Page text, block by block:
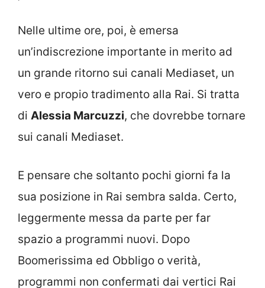
Nelle ultime ore, poi, è emersa
un’indiscrezione importante in merito ad
un grande ritorno sui canali Mediaset, un
vero e propio tradimento alla Rai. Si tratta
di Alessia Marcuzzi, che dovrebbe tornare
sui canali Mediaset.
E pensare che soltanto pochi giorni fa la
sua posizione in Rai sembra salda. Certo,
leggermente messa da parte per far
spazio a programmi nuovi. Dopo
Boomerissima ed Obbligo o verità,
programmi non confermati dai vertici Rai